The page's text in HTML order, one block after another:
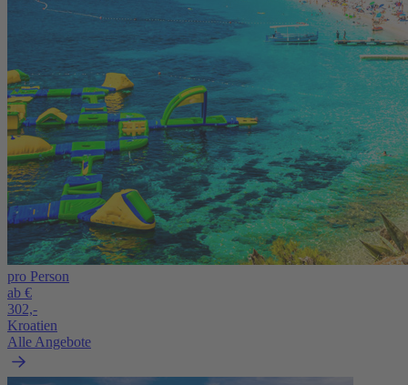
pro Person
ab €
302,-
Kroatien
Alle Angebote